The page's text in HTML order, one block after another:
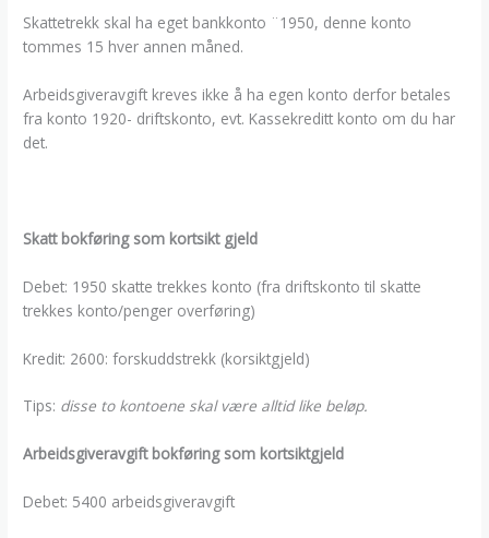
Skattetrekk skal ha eget bankkonto ¨1950, denne konto
tommes 15 hver annen måned.
Arbeidsgiveravgift kreves ikke å ha egen konto derfor betales
fra konto 1920- driftskonto, evt. Kassekreditt konto om du har
det.
Skatt bokføring som kortsikt gjeld
Debet: 1950 skatte trekkes konto (fra driftskonto til skatte
trekkes konto/penger overføring)
Kredit: 2600: forskuddstrekk (korsiktgjeld)
Tips: disse to kontoene skal være alltid like beløp.
Arbeidsgiveravgift bokføring som kortsiktgjeld
Debet: 5400 arbeidsgiveravgift